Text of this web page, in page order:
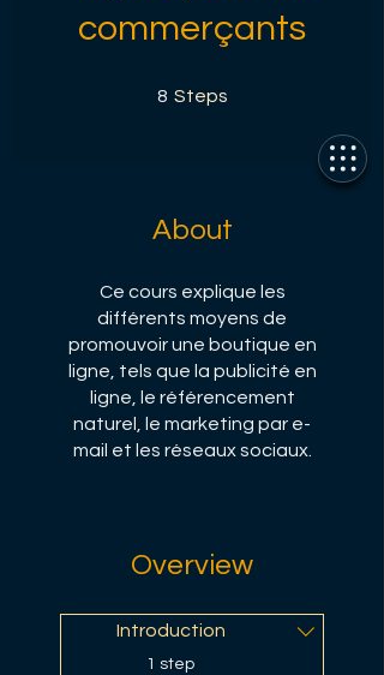
commerçants
8 Steps
About
Ce cours explique les
différents moyens de
promouvoir une boutique en
ligne, tels que la publicité en
ligne, le référencement
naturel, le marketing par e-
mail et les réseaux sociaux.
Overview
Introduction
.
1 step